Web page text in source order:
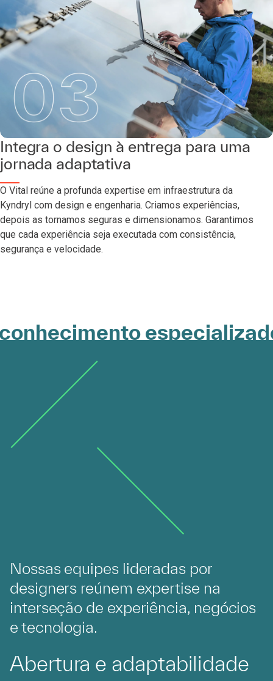
Integra o design à entrega para uma
jornada adaptativa
O Vital reúne a profunda expertise em infraestrutura da
Kyndryl com design e engenharia. Criamos experiências,
depois as tornamos seguras e dimensionamos. Garantimos
que cada experiência seja executada com consistência,
segurança e velocidade.
Nossas equipes lideradas por
designers reúnem expertise na
interseção de experiência, negócios
e tecnologia. ​
Abertura e adaptabilidade